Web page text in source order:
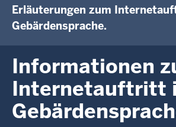
Erläuterungen zum
Gebärdensprache.
Informationen
Internetauftritt